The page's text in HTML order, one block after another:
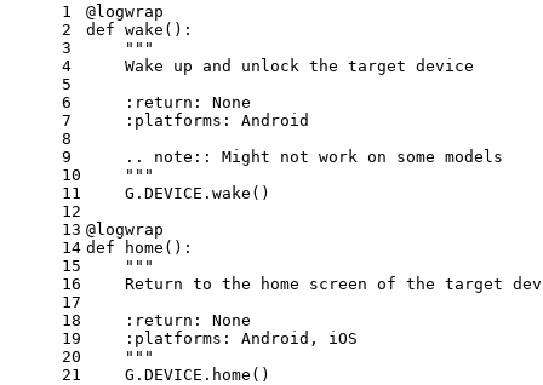
1
2
3
4
5
6
7
8
9
10
11
12
13
14
15
16
17
18
19
20
21
@logwrap
def wake () :
"""
    Wake up and unlock the target device
    :return: None
    :platforms: Android
    .. note:: Might not work on some models
    """
    G.DEVICE.wake()
@logwrap
def
home () :
"""
Return to the home screen of the target
    :return: None
    :platforms: Android, iOS
    """
    G.DEVICE.home()